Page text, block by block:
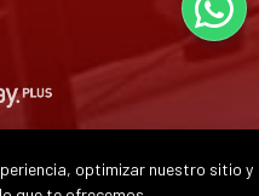
optimizar nuestro sitio y